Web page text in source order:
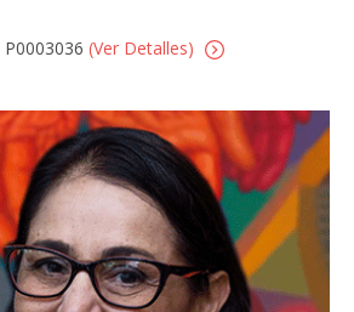
P0003036 (Ver Detalles)